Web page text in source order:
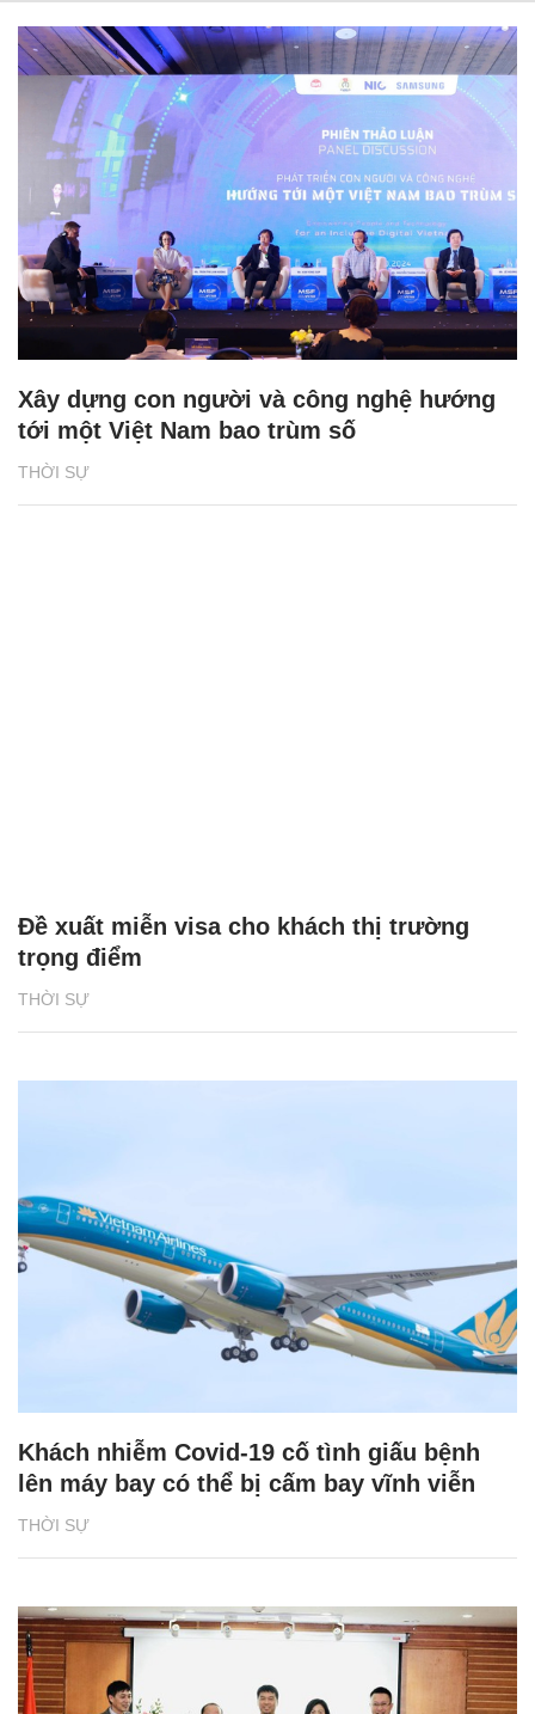
THỜI SỰ
Xây dựng con người và công nghệ hướng
tới một Việt Nam bao trùm số
THỜI SỰ
Đề xuất miễn visa cho khách thị trường
trọng điểm
THỜI SỰ
Khách nhiễm Covid-19 cố tình giấu bệnh
lên máy bay có thể bị cấm bay vĩnh viễn